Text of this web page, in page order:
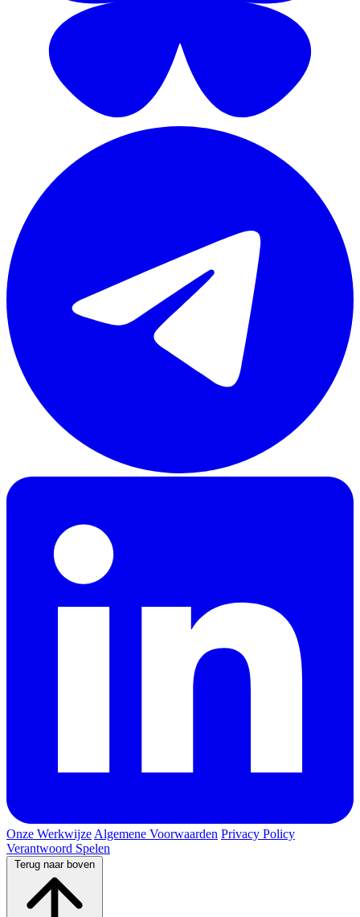
Onze Werkwijze Algemene Voorwaarden Privacy Policy
Verantwoord Spelen
Terug naar boven